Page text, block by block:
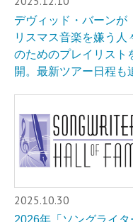
デヴィッド・バーンが
リスマス音楽を嫌う人
のためのプレイリスト
開。最新ツアー日程も
2025.10.30
2026年「ソングライタ